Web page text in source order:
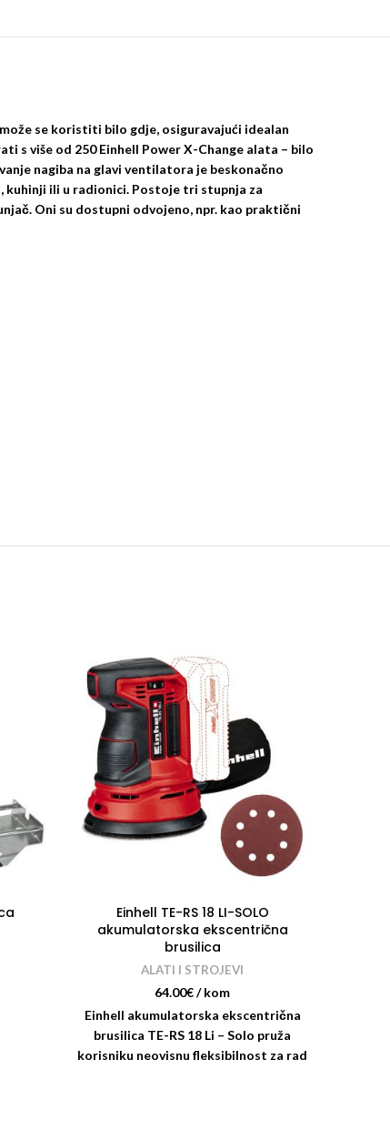
se koristiti bilo gdje, osiguravajući idealan
više od 250 Einhell Power X-Change alata – bilo
nagiba na glavi ventilatora je beskonačno
kuhinji ili u radionici. Postoje tri stupnja za
Oni su dostupni odvojeno, npr. kao praktični
Einhell TE-RS 18 LI-SOLO
akumulatorska ekscentrična
brusilica
ALATI I STROJEVI
64.00€/ kom
Einhell akumulatorska ekscentrična
brusilica TE-RS 18 Li – Solo pruža
korisniku neovisnu fleksibilnost za rad